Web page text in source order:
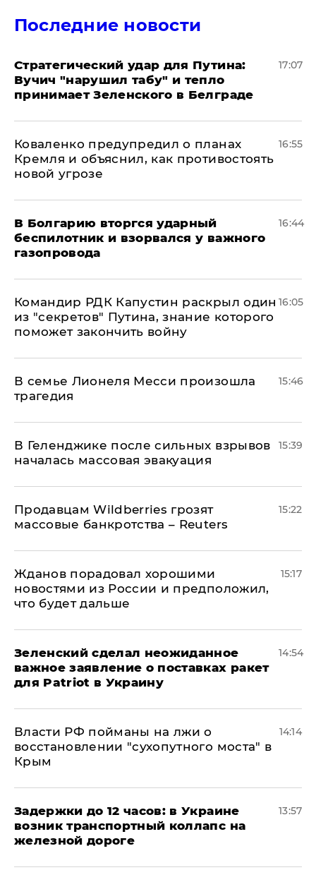
Последние новости
Стратегический удар для Путина:
Вучич "нарушил табу" и тепло
принимает Зеленского в Белграде
17:07
Коваленко предупредил о планах
Кремля и объяснил, как противостоять
новой угрозе
16:55
В Болгарию вторгся ударный
беспилотник и взорвался у важного
газопровода
16:44
Командир РДК Капустин раскрыл один
из "секретов" Путина, знание которого
поможет закончить войну
16:05
В семье Лионеля Месси произошла
трагедия
15:46
В Геленджике после сильных взрывов
началась массовая эвакуация
15:39
Продавцам Wildberries грозят
массовые банкротства – Reuters
15:22
Жданов порадовал хорошими
новостями из России и предположил,
что будет дальше
15:17
Зеленский сделал неожиданное
важное заявление о поставках ракет
для Patriot в Украину
14:54
Власти РФ пойманы на лжи о
восстановлении "сухопутного моста" в
Крым
14:14
Задержки до 12 часов: в Украине
возник транспортный коллапс на
железной дороге
13:57